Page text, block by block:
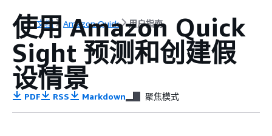
文档 Amazon Quick 用户指南
使用 Amazon Quick
Sight 预测和创建假
设情景
PDF RSS Markdown 聚焦模式